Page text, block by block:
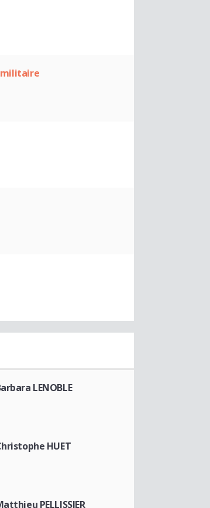
militaire
LENOBLE
HUET
PELLISSIER